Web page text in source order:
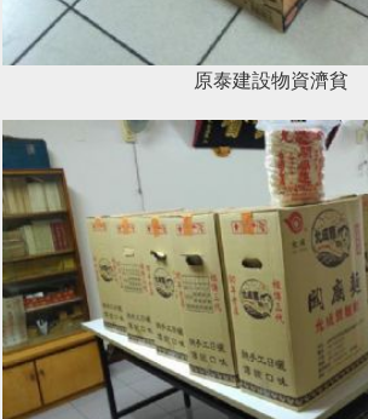
原泰建設物資濟貧